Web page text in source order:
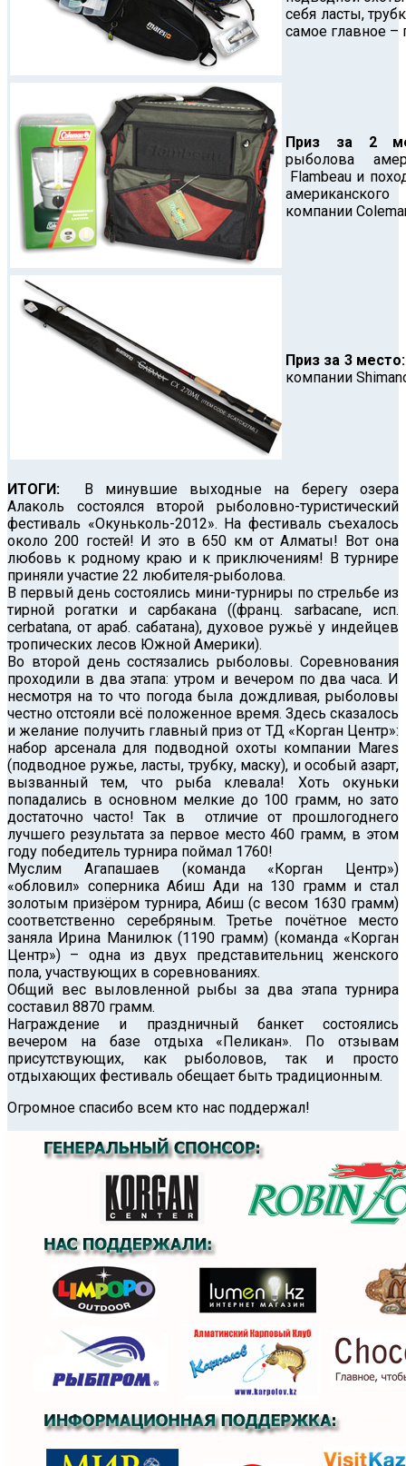
себя ласты,
самое главное –
Приз за 2
рыболова
Flambeau и
компании
Приз за 3
компании
ИТОГИ: В минувшие выходные на берегу озера
Алаколь состоялся второй рыболовно-туристический
фестиваль «Окуньколь-2012». На фестиваль съехалось
около 200 гостей! И это в 650 км от Алматы! Вот она
любовь к родному краю и к приключениям! В турнире
приняли участие 22 любителя-рыболова.
В первый день состоялись мини-турниры по стрельбе из
тирной рогатки и сарбакана ((франц. sarbacane, исп.
cerbatana, от араб. сабатана), духовое ружьё у индейцев
тропических лесов Южной Америки).
Во второй день состязались рыболовы. Соревнования
проходили в два этапа: утром и вечером по два часа. И
несмотря на то что погода была дождливая, рыболовы
честно отстояли всё положенное время. Здесь сказалось
и желание получить главный приз от ТД «Корган Центр»:
набор арсенала для подводной охоты компании Mares
(подводное ружье, ласты, трубку, маску), и особый азарт,
вызванный тем, что рыба клевала! Хоть окуньки
попадались в основном мелкие до 100 грамм, но зато
достаточно часто! Так в отличие от прошлогоднего
лучшего результата за первое место 460 грамм, в этом
году победитель турнира поймал 1760!
Муслим Агапашаев (команда «Корган Центр»)
«обловил» соперника Абиш Ади на 130 грамм и стал
золотым призёром турнира, Абиш (с весом 1630 грамм)
соответственно серебряным. Третье почётное место
заняла Ирина Манилюк (1190 грамм) (команда «Корган
Центр») – одна из двух представительниц женского
пола, участвующих в соревнованиях.
Общий вес выловленной рыбы за два этапа турнира
составил 8870 грамм.
Награждение и праздничный банкет состоялись
вечером на базе отдыха «Пеликан». По отзывам
присутствующих, как рыболовов, так и просто
отдыхающих фестиваль обещает быть традиционным.
Огромное спасибо всем кто нас поддержал!